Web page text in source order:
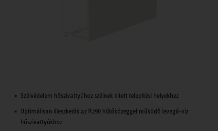
Szélvédelem hőszivattyúhoz szélnek kitett telepítési helyekhez
Optimálisan illeszkedik az R290 hűtőközeggel működő levegő-víz
hőszivattyúkhoz